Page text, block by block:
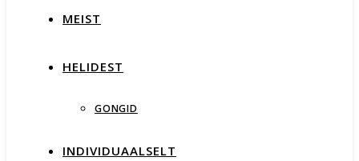
MEIST
HELIDEST
GONGID
INDIVIDUAALSELT